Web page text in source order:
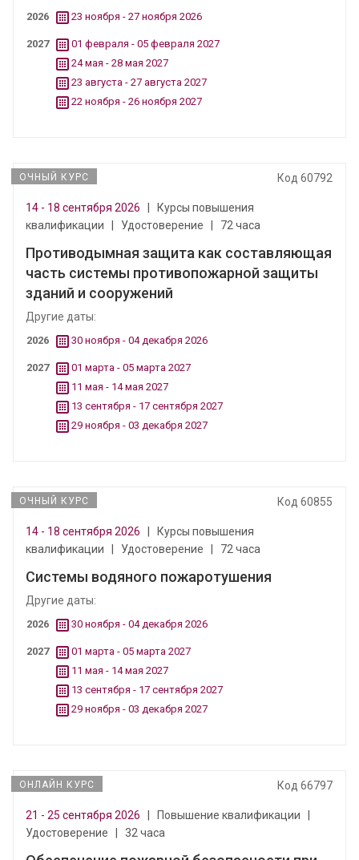
2026 23 ноября - 27 ноября 2026
2027
01 февраля - 05 февраля 2027
24 мая - 28 мая 2027
23 августа - 27 августа 2027
22 ноября - 26 ноября 2027
ОЧНЫЙ КУРС Код 60792
14 - 18 сентября 2026
Курсы повышения
квалификации
Удостоверение 72 часа
Противодымная защита как составляющая
часть системы противопожарной защиты
зданий и сооружений
Другие даты:
2026 30 ноября - 04 декабря 2026
2027
01 марта - 05 марта 2027
11 мая - 14 мая 2027
13 сентября - 17 сентября 2027
29 ноября - 03 декабря 2027
ОЧНЫЙ КУРС Код 60855
14 - 18 сентября 2026
Курсы повышения
квалификации
Удостоверение 72 часа
Системы водяного пожаротушения
Другие даты:
2026 30 ноября - 04 декабря 2026
2027
01 марта - 05 марта 2027
11 мая - 14 мая 2027
13 сентября - 17 сентября 2027
29 ноября - 03 декабря 2027
ОНЛАЙН КУРС Код 66797
21 - 25 сентября 2026 Повышение квалификации
Удостоверение
32 часа